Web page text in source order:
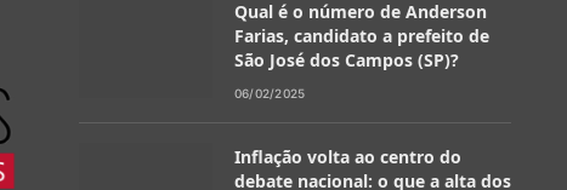
Qual é o número de Anderson
Farias, candidato a prefeito de
São José dos Campos (SP)?
06/02/2025
Inflação volta ao centro do
debate nacional: o que a alta dos